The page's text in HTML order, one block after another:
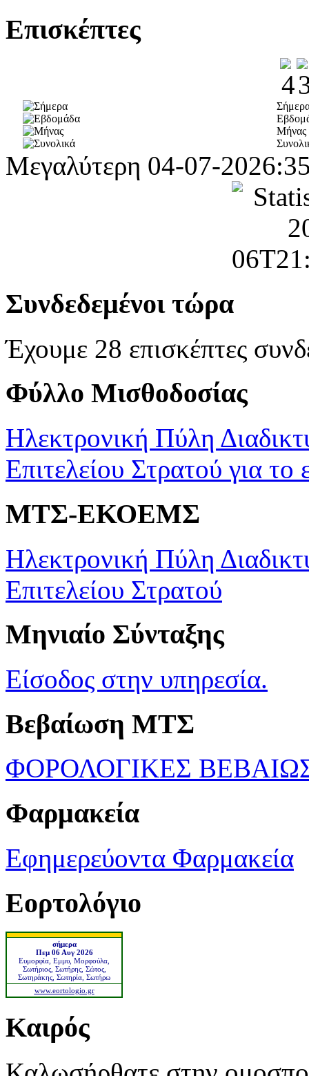
Επισκέπτες
Μήνας
Μεγαλύτερη 04-07-
Συνδεδεμένοι τώρα
Έχουμε 28 επισκέπτες
Φύλλο Μισθοδοσίας
Ηλεκτρονική Πύλη
Επιτελείου Στρατού για το
ΜΤΣ-ΕΚΟΕΜΣ
Ηλεκτρονική Πύλη
Επιτελείου Στρατού
Μηνιαίο Σύνταξης
Είσοδος στην υπηρεσία.
Βεβαίωση ΜΤΣ
ΦΟΡΟΛΟΓΙΚΕΣ
Φαρμακεία
Εφημερεύοντα Φαρμακεία
Εορτολόγιο
σήμερα
Πεμ 06 Αυγ 2026
Ευμορφία, Εμμυ, Μορφούλα,
Σωτήριος, Σωτήρης, Σώτος,
Σωτηράκης, Σωτηρία, Σωτήρω
www.eortologio.gr
Καιρός